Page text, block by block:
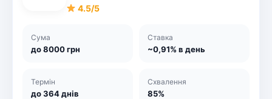
4.5/5
Сума
до 8000 грн
Ставка
~0,91% в день
Термін
до 364 днів
Схвалення
85%